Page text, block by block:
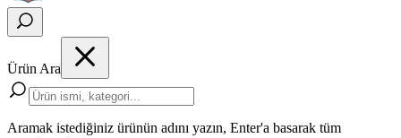
Ürün Ara
Aramak istediğiniz ürünün adını yazın, Enter'a basarak tüm